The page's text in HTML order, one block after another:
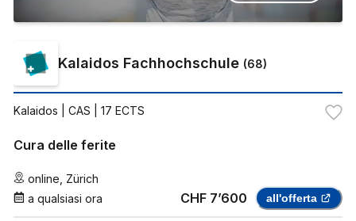
Kalaidos Fachhochschule (68)
Kalaidos | CAS | 17 ECTS
Cura delle ferite
online, Zürich
a qualsiasi ora
CHF 7’600 all'offerta